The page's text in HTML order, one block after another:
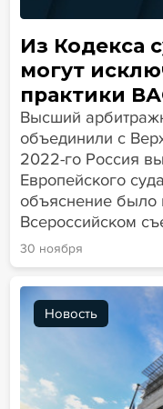
Из Кодекса
могут
практики
Высший
объединили с
2022-го Россия
Европейского
объяснение было
Всероссийском
30 ноября
Новость